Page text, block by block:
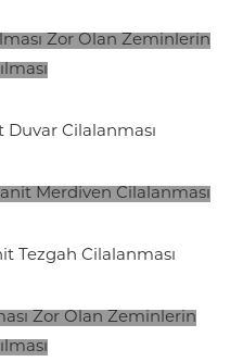
Zor Olan Zeminlerin
Cilalanması
Merdiven Cilalanması
Tezgah Cilalanması
Zor Olan Zeminlerin